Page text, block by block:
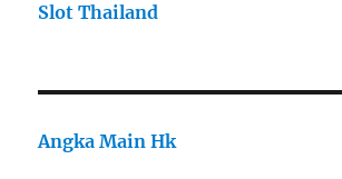
Slot Thailand
Angka Main Hk